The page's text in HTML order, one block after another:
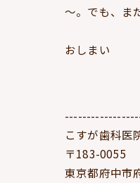
～。でも、ま
おしまい
こすが歯科医
〒183-0055
東京都府中市